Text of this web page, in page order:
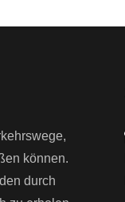
können.
durch